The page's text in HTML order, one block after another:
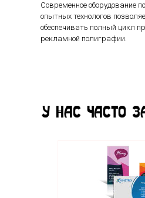
Современное оборудование
опытных технологов
обеспечивать полный цикл
рекламной полиграфии.
У НАС ЧАСТО